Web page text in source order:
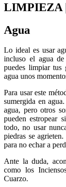
LIMPIEZA
Agua
Lo ideal es usar
incluso el agua
puedes limpiar tus
agua unos
Para usar este
sumergida en
agua, pero otros
pueden estropear
todo, no usar
piedras se
para no echar a
Ante la duda,
como los
Cuarzo.